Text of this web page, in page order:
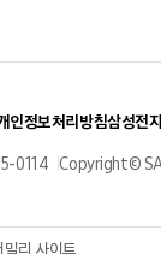
인정보처리방침삼성전
0114 Copyright©